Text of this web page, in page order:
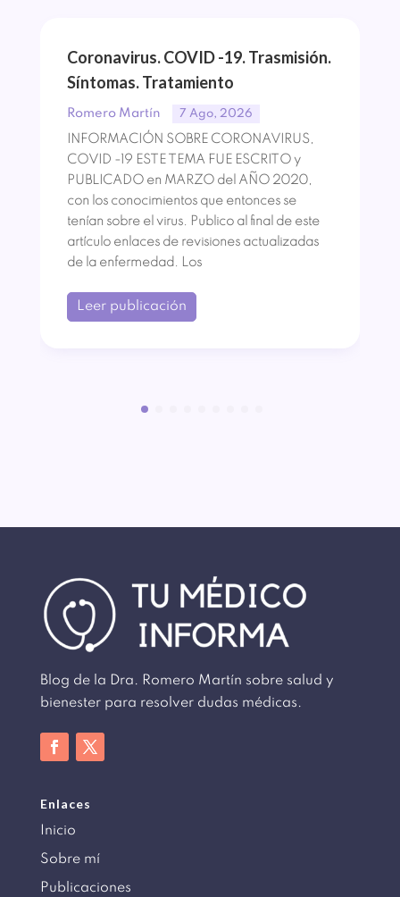
Coronavirus. COVID -19. Trasmisión.
Síntomas. Tratamiento
Romero Martín 7 Ago, 2026
INFORMACIÓN SOBRE CORONAVIRUS,
COVID -19 ESTE TEMA FUE ESCRITO y
PUBLICADO en MARZO del AÑO 2020,
con los conocimientos que entonces se
tenían sobre el virus. Publico al final de este
artículo enlaces de revisiones actualizadas
de la enfermedad. Los
Leer publicación
Blog de la Dra. Romero Martín sobre salud y
bienester para resolver dudas médicas.
Enlaces
Inicio
Sobre mí
Publicaciones